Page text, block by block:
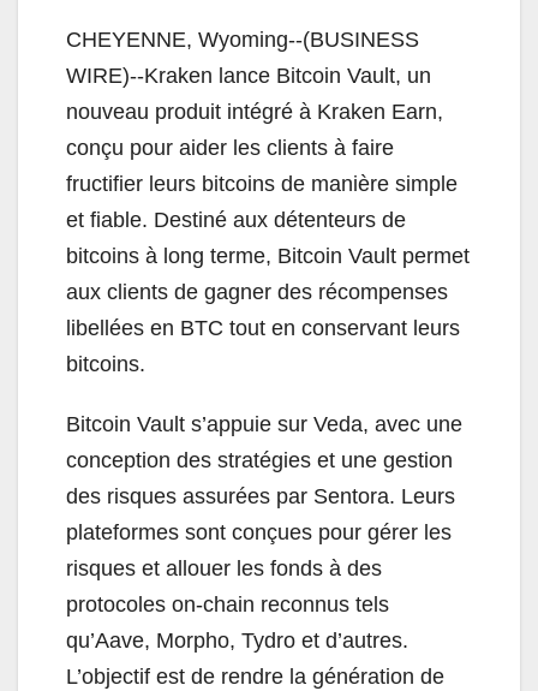
CHEYENNE, Wyoming--(BUSINESS
WIRE)--Kraken lance Bitcoin Vault, un
nouveau produit intégré à Kraken Earn,
conçu pour aider les clients à faire
fructifier leurs bitcoins de manière simple
et fiable. Destiné aux détenteurs de
bitcoins à long terme, Bitcoin Vault permet
aux clients de gagner des récompenses
libellées en BTC tout en conservant leurs
bitcoins.
Bitcoin Vault s’appuie sur Veda, avec une
conception des stratégies et une gestion
des risques assurées par Sentora. Leurs
plateformes sont conçues pour gérer les
risques et allouer les fonds à des
protocoles on-chain reconnus tels
qu’Aave, Morpho, Tydro et d’autres.
L’objectif est de rendre la génération de